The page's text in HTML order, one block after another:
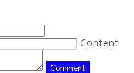
Content
Comment